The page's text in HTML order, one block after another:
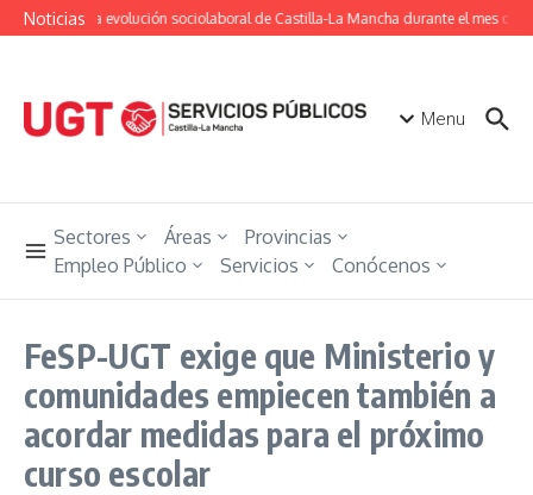
Saltar al contenido
Noticias
Conoce la evolución sociolaboral de Castilla-La Mancha durante el mes de
Menu
Sectores Áreas
Provincias
Empleo Público
Servicios Conócenos
FeSP-UGT exige que Ministerio y
comunidades empiecen también a
acordar medidas para el próximo
curso escolar